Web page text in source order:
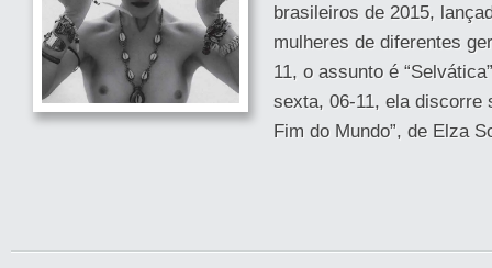
brasileiros de 2015,
mulheres de diferentes
11, o assunto é
sexta, 06-11, ela discorre
Fim do Mundo”, de Elza